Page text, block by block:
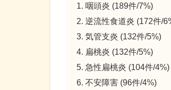
咽頭炎 (189件/7%)
逆流性食道炎 (172件/
気管支炎 (132件/5%)
扁桃炎 (132件/5%)
急性扁桃炎 (104件/4%)
不安障害 (96件/4%)